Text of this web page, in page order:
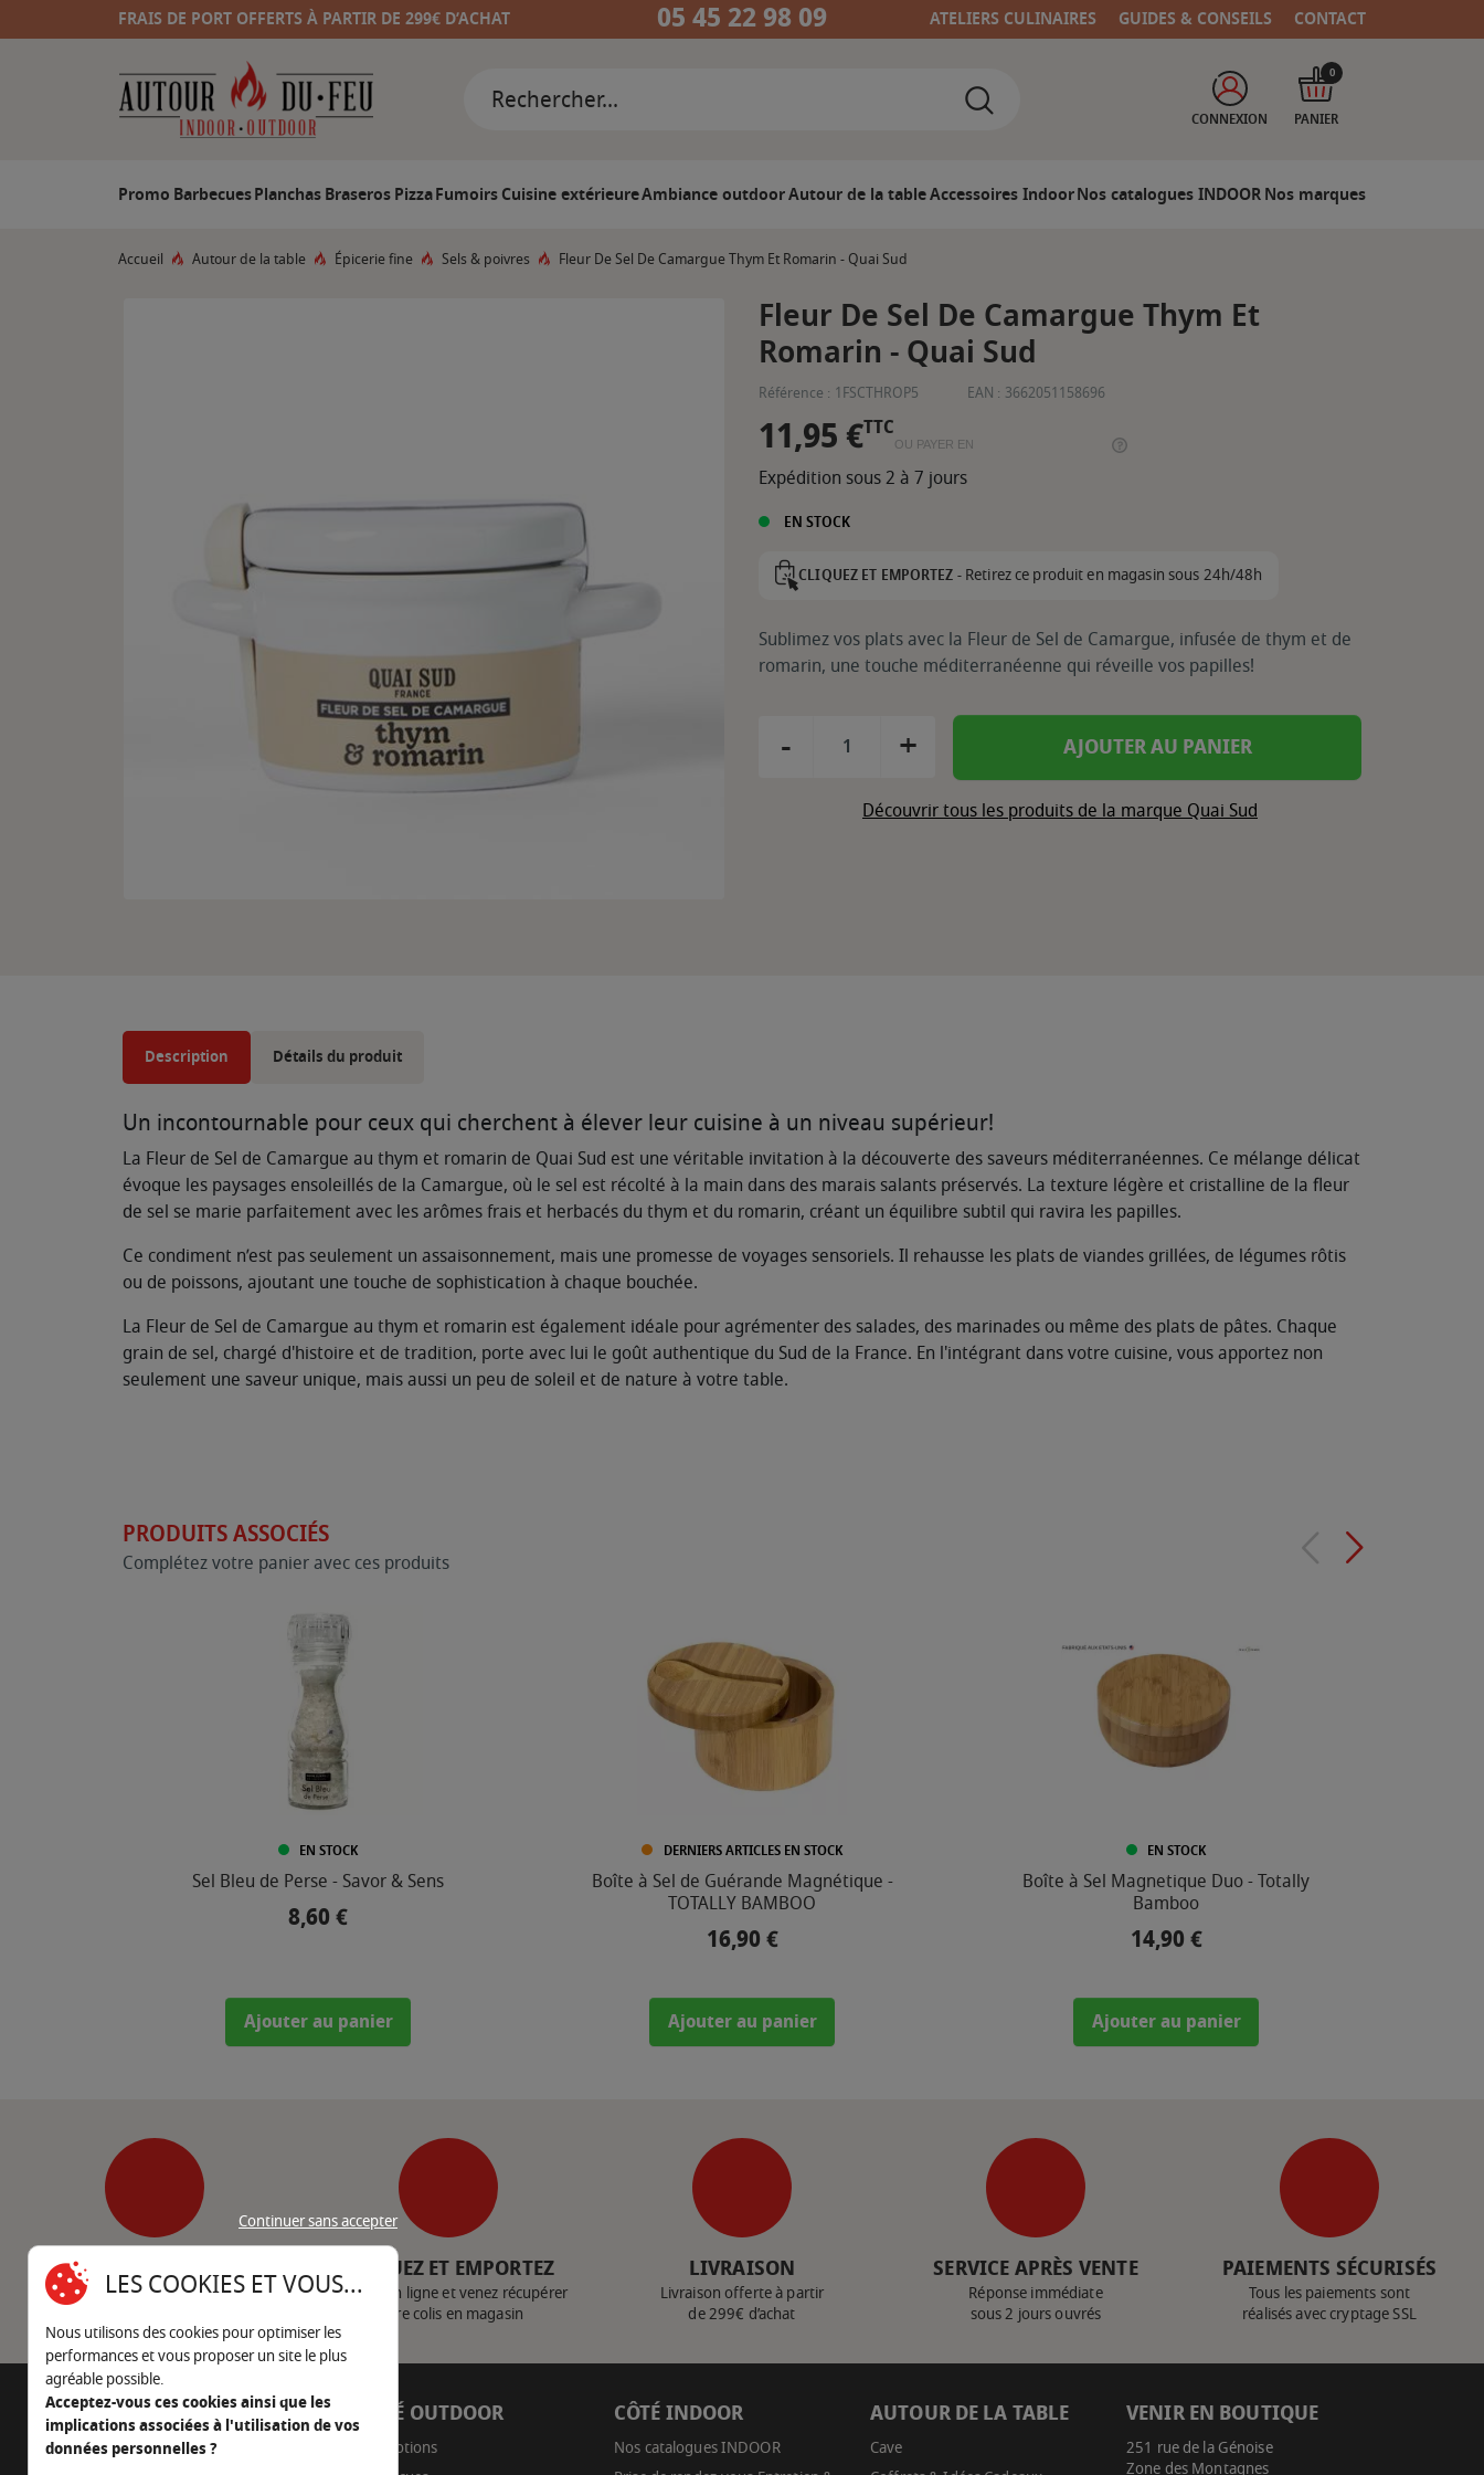
FRAIS DE PORT OFFERTS À PARTIR DE 299€ D’ACHAT 05 45 22 98 09 ATELIERS CULINAIRES GUIDES & CONSEILS CONTACT
CONNEXION PANIER
0
Promo BarbecuesPlanchasBraserosPizzaFumoirsCuisine extérieureAmbiance outdoorAutour de la tableAccessoires IndoorNos catalogues INDOORNos marques
Accueil Autour de la table Épicerie fine Sels & poivres Fleur De Sel De Camargue Thym Et Romarin - Quai Sud
Fleur De Sel De Camargue Thym Et
Romarin - Quai Sud
Référence : 1FSCTHROP5 EAN : 3662051158696
11,95 €TTC
OU PAYER EN
Expédition sous 2 à 7 jours
EN STOCK
CLIQUEZ ET EMPORTEZ -Retirez ce produit en magasin sous 24h/48h
Sublimez vos plats avec la Fleur de Sel de Camargue, infusée de thym et de
romarin, une touche méditerranéenne qui réveille vos papilles!
- + AJOUTER AU PANIER
Découvrir tous les produits de la marque Quai Sud
Description Détails du produit
Un incontournable pour ceux qui cherchent à élever leur cuisine à un niveau supérieur!
La Fleur de Sel de Camargue au thym et romarin de Quai Sud est une véritable invitation à la découverte des saveurs méditerranéennes. Ce mélange délicat
évoque les paysages ensoleillés de la Camargue, où le sel est récolté à la main dans des marais salants préservés. La texture légère et cristalline de la fleur
de sel se marie parfaitement avec les arômes frais et herbacés du thym et du romarin, créant un équilibre subtil qui ravira les papilles.
Ce condiment n’est pas seulement un assaisonnement, mais une promesse de voyages sensoriels. Il rehausse les plats de viandes grillées, de légumes rôtis
ou de poissons, ajoutant une touche de sophistication à chaque bouchée.
La Fleur de Sel de Camargue au thym et romarin est également idéale pour agrémenter des salades, des marinades ou même des plats de pâtes. Chaque
grain de sel, chargé d'histoire et de tradition, porte avec lui le goût authentique du Sud de la France. En l'intégrant dans votre cuisine, vous apportez non
seulement une saveur unique, mais aussi un peu de soleil et de nature à votre table.
PRODUITS ASSOCIÉS
Complétez votre panier avec ces produits
EN STOCK
Sel Bleu de Perse - Savor & Sens
Prix
8,60 €
Ajouter au panier
DERNIERS ARTICLES EN STOCK
Boîte à Sel de Guérande Magnétique -
TOTALLY BAMBOO
Prix
16,90 €
Ajouter au panier
EN STOCK
Boîte à Sel Magnetique Duo - Totally
Bamboo
Prix
14,90 €
Ajouter au panier
SERVICE CLIENT
Nous contacter
CLIQUEZ ET EMPORTEZ
Achetez en ligne et venez récupérer
votre colis en magasin
LIVRAISON
Livraison offerte à partir
de 299€ d’achat
SERVICE APRÈS VENTE
Réponse immédiate
sous 2 jours ouvrés
PAIEMENTS SÉCURISÉS
Tous les paiements sont
réalisés avec cryptage SSL
AUTOUR DU FEU
05 45 22 98 09
CÔTÉ OUTDOOR
Promotions
CÔTÉ INDOOR
Nos catalogues INDOOR
AUTOUR DE LA TABLE
Cave
VENIR EN BOUTIQUE
251 rue de la Génoise
Zone des Montagnes
Continuer sans accepter
LES COOKIES ET VOUS...
Nous utilisons des cookies pour optimiser les
performances et vous proposer un site le plus
agréable possible.
Acceptez-vous ces cookies ainsi que les
implications associées à l'utilisation de vos
données personnelles ?